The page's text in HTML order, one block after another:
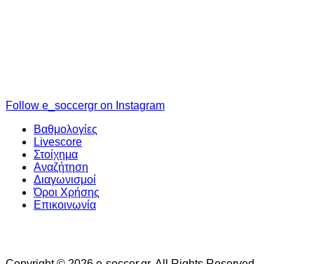
Follow e_soccergr on Instagram
Βαθμολογίες
Livescore
Στοίχημα
Αναζήτηση
Διαγωνισμοί
Όροι Χρήσης
Επικοινωνία